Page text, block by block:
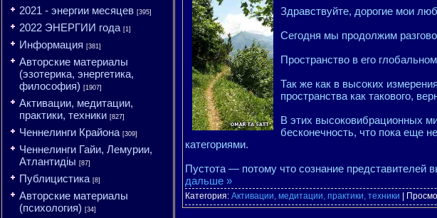
2021 - энергии месяцев [395]
2022 ЭНЕРГИИ года [1]
Информация [381]
Авторские материалы
(эзотерика, энергетика,
философия) [1907]
Активации, медитации,
практики, техники [827]
Ченнелинги Крайона [309]
Ченнелинги Гайи, Лемурии,
Атлантидіы [87]
Публицистика [8]
Авторские материалы
(психология) [34]
Здравствуйте, дорогие мои
Сегодня мы продолжим
Пространство в его
Так же как в высоких
пространства как такового,
В этих высоковибрационных
бесконечность, что пока еще
категориями.
Пустота — потому что сознание представителей
дальше »
Категория: Активации, медитации, практики, техники |